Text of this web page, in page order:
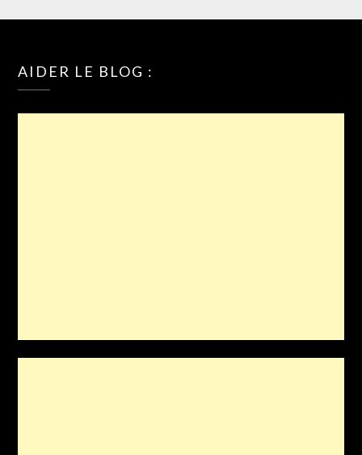
AIDER LE BLOG :